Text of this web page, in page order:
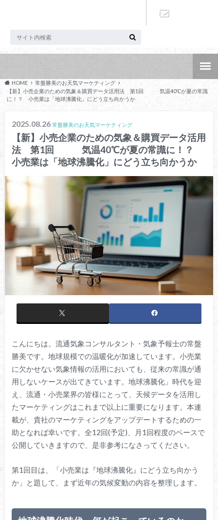
HOME
常盤勝美のお天気マーケティング
【新】小売企業のための気象＆購買データ活用法 第1回 気温40℃が夏の常識
に！？ 小売業は「地球沸騰化」にどう立ち向かうか
2025.08.26 常盤勝美のお天気マーケティング
【新】小売企業のための気象＆購買データ活用
法 第1回 気温40℃が夏の常識に！？
小売業は「地球沸騰化」にどう立ち向かうか
こんにちは。流通気象コンサルタント・気象予報士の常盤
勝美です。地球規模での温暖化が加速しています。小売業
に欠かせない気象情報の活用においても、従来の常識が通
用しないケースが出てきています。地球沸騰化」時代を迎
え、流通・小売業界の皆様にとって、天候データを活用し
たマーケティングはこれまで以上に重要になります。本連
載が、貴社のマーケティングをアップデートするための一
助となれば幸いです。全12回(予定)、月1回程度のペースで
公開していきますので、是非参考になさってください。
第1回目は、「小売業は『地球沸騰化』にどう立ち向かう
か」と題して、まず近年の気候変動の内容を整理します。